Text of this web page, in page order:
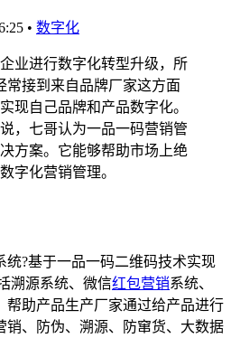
• 数字化
业进行数字化转型升级，所
常接到来自品牌厂家这方面
现自己品牌和产品数字化。
，七哥认为一品一码营销管
方案。它能够帮助市场上绝
字化营销管理。
?基于一品一码二维码技术实现
溯源系统、微信红包营销系统、
帮助产品生产厂家通过给产品进行
销、防伪、溯源、防窜货、大数据